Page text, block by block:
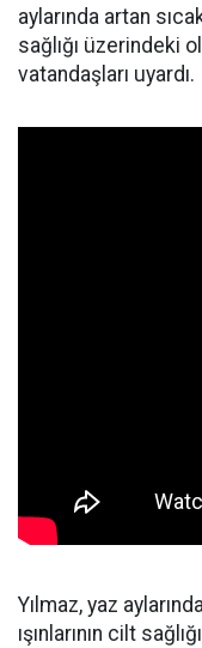
aylarında artan
sağlığı üzerindeki
vatandaşları uyardı.
Yılmaz, yaz
ışınlarının cilt